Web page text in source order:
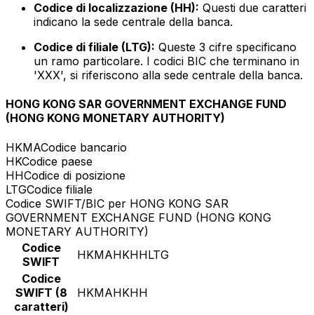
Codice di localizzazione (HH): Questi due caratteri
indicano la sede centrale della banca.
Codice di filiale (LTG): Queste 3 cifre specificano
un ramo particolare. I codici BIC che terminano in
'XXX', si riferiscono alla sede centrale della banca.
HONG KONG SAR GOVERNMENT EXCHANGE FUND
(HONG KONG MONETARY AUTHORITY)
HKMACodice bancario
HKCodice paese
HHCodice di posizione
LTGCodice filiale
Codice SWIFT/BIC per HONG KONG SAR
GOVERNMENT EXCHANGE FUND (HONG KONG
MONETARY AUTHORITY)
Codice
SWIFT
HKMAHKHHLTG
Codice
SWIFT (8
caratteri)
HKMAHKHH